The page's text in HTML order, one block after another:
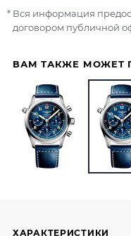
ВАМ ТАКЖЕ МОЖЕТ
Вся информация
договором публичной
ХАРАКТЕРИСТИКИ